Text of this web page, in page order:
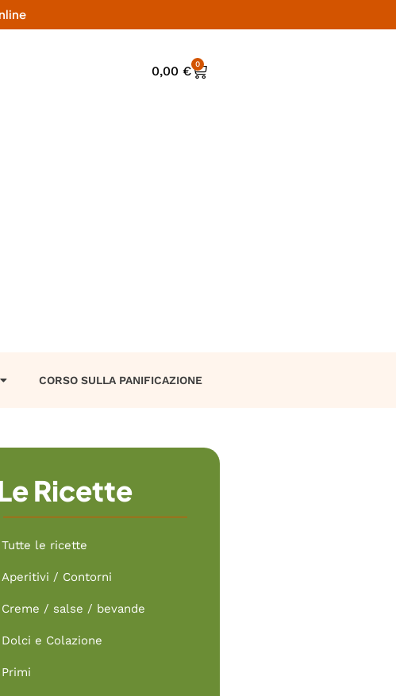
0,00 € 0
CORSO SULLA PANIFICAZIONE
Ricette
Tutte le ricette
Aperitivi / Contorni
Creme / salse / bevande
Dolci e Colazione
Primi